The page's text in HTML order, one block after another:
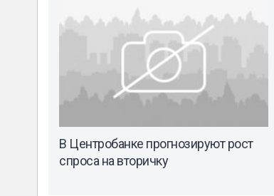
В Центробанке прогнозируют рост
спроса на вторичку